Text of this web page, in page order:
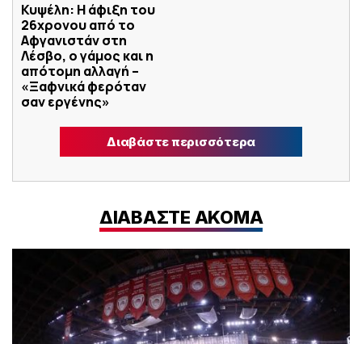
Κυψέλη: Η άφιξη του
26χρονου από το
Αφγανιστάν στη
Λέσβο, ο γάμος και η
απότομη αλλαγή –
«Ξαφνικά φερόταν
σαν εργένης»
Διαβάστε περισσότερα
ΔΙΑΒΑΣΤΕ ΑΚΟΜΑ